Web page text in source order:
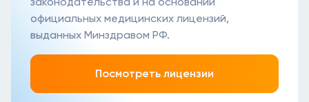
Линзы Stellest обладают рядом преимуществ,
которые делают их удобными и эффективными
для детей:
Замедляют прогрессирование близорукости.
официальных медицинских лицензий,
выданных Минздравом РФ.
Посмотреть лицензии